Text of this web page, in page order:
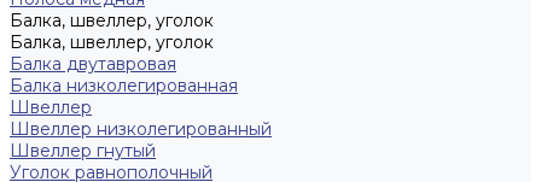
Балка, швеллер, уголок
Балка, швеллер, уголок
Балка двутавровая
Балка низколегированная
Швеллер
Швеллер низколегированный
Швеллер гнутый
Уголок равнополочный